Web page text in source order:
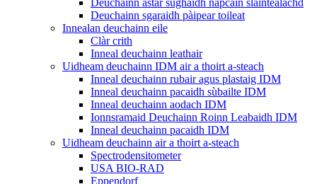
Deuchainn astar sùghaidh napcain slàintealachd
Deuchainn sgaraidh pàipear toileat
Innealan deuchainn eile
Clàr crith
Inneal deuchainn leathair
Uidheam deuchainn IDM air a thoirt a-steach
Inneal deuchainn rubair agus plastaig IDM
Inneal deuchainn pacaidh sùbailte IDM
Inneal deuchainn aodach IDM
Ionnsramaid Deuchainn Roinn Leabaidh IDM
Inneal deuchainn pacaidh IDM
Uidheam deuchainn air a thoirt a-steach
Spectrodensitometer
USA BIO-RAD
Eppendorf